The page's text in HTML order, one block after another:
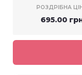
РОЗДРІБНА
695.00